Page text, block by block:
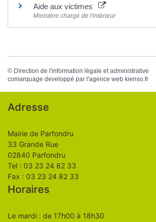
Aide aux victimes
Ministère chargé de l'intérieur
© Direction de l'information légale et administrative
comarquage developpé par l'agence web kienso.fr
Adresse
Mairie de Parfondru
33 Grande Rue
02840 Parfondru
Tel : 03 23 24 82 33
Fax : 03 23 24 82 33
Horaires
Le mardi : de 17h00 à 18h30